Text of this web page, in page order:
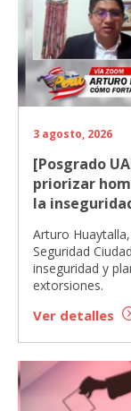
3 agosto, 2026
[Posgrado
priorizar
la
Arturo
Seguridad
inseguridad y
extorsiones.
Ver detalles